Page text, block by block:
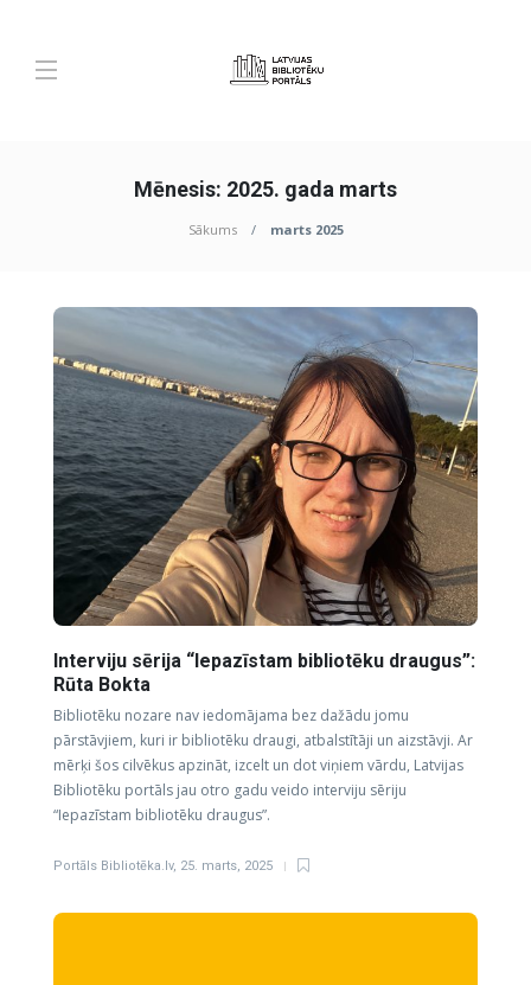
Mēnesis: 2025. gada marts
Sākums marts 2025
Interviju sērija “Iepazīstam bibliotēku draugus”:
Rūta Bokta
Bibliotēku nozare nav iedomājama bez dažādu jomu
pārstāvjiem, kuri ir bibliotēku draugi, atbalstītāji un aizstāvji. Ar
mērķi šos cilvēkus apzināt, izcelt un dot viņiem vārdu, Latvijas
Bibliotēku portāls jau otro gadu veido interviju sēriju
“Iepazīstam bibliotēku draugus”.
Portāls Bibliotēka.lv, 25. marts, 2025